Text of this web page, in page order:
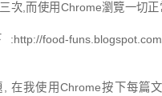
次,而使用Chrome瀏覽一切
food-funs.blogspot.com/
在我使用Chrome按下每篇